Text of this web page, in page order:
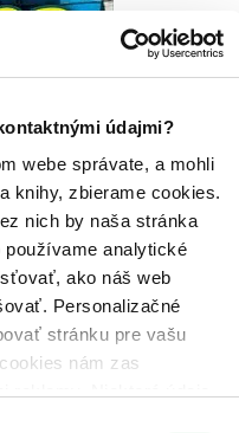
údajmi?
webe správate, a mohli
knihy, zbierame cookies.
nich by naša stránka
používame analytické
ako náš web
Personalizačné
stránku pre vašu
nám zas
rybárov a turistov, je stále
bez problémov dorozumiete
verejných nápisov,